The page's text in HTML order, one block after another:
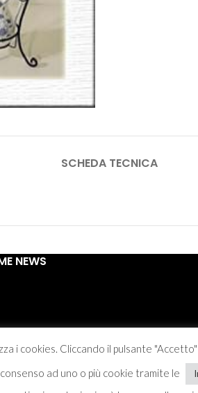
SCHEDA TECNICA
NEWS
i cookies. Cliccando il pulsante
ad uno o più cookie tramite le